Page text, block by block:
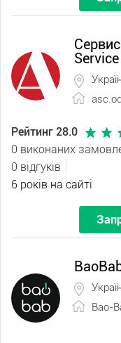
Service
Рейтинг 28.0
0 виконаних
0 відгуків
6 років на сайті
Bao-